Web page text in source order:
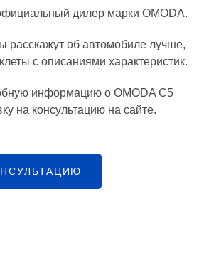
дилер марки OMODA.
расскажут об автомобиле лучше,
с описаниями характеристик.
информацию о OMODA C5
на консультацию на сайте.